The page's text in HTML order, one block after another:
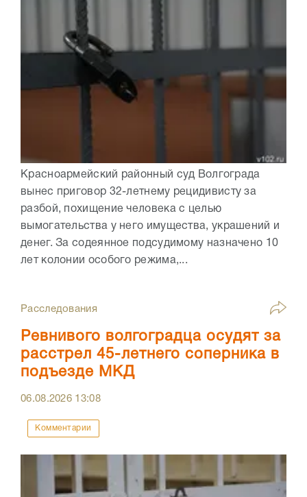
Красноармейский районный суд Волгограда
вынес приговор 32-летнему рецидивисту за
разбой, похищение человека с целью
вымогательства у него имущества, украшений и
денег. За содеянное подсудимому назначено 10
лет колонии особого режима,...
Расследования
Ревнивого волгоградца осудят за
расстрел 45-летнего соперника в
подъезде МКД
06.08.2026 13:08
Комментарии